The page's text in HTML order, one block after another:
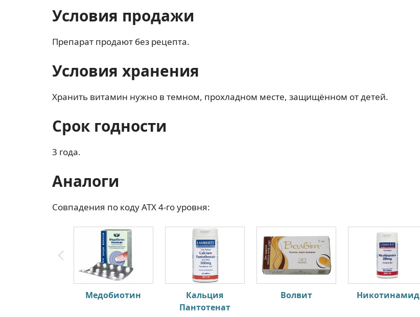
Условия продажи
Препарат продают без рецепта.
Условия хранения
Хранить витамин нужно в темном, прохладном месте, защищённом от детей.
Срок годности
3 года.
Аналоги
Совпадения по коду АТХ 4-го уровня:
Медобиотин
Кальция
Пантотенат
Волвит Никотинамид